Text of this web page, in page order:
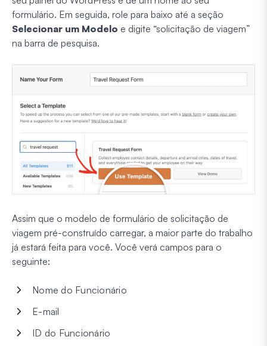
formulário. Em seguida, role para baixo até a seção
Selecionar um Modelo e digite “solicitação de viagem”
na barra de pesquisa.
Assim que o modelo de formulário de solicitação de
viagem pré-construído carregar, a maior parte do trabalho
já estará feita para você. Você verá campos para o
seguinte:
Nome do Funcionário
E-mail
ID do Funcionário